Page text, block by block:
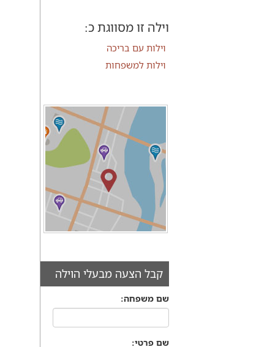
וילה זו מסווגת כ:
וילות עם בריכה
וילות למשפחות
קבל הצעה מבעלי הוילה
שם משפחה:
שם פרטי: